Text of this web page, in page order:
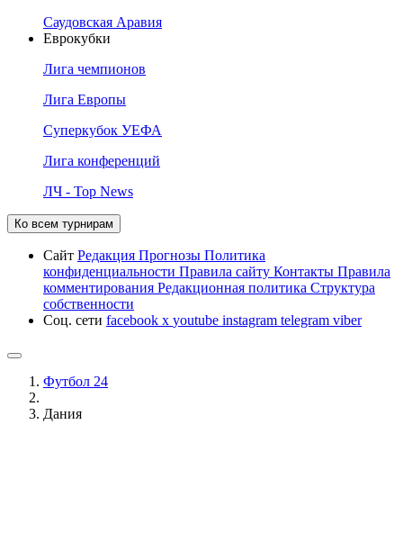
Саудовская Аравия
Еврокубки
Лига чемпионов
Лига Европы
Суперкубок УЕФА
Лига конференций
ЛЧ - Top News
Ко всем турнирам
Сайт Редакция Прогнозы Политика
конфиденциальности Правила сайту Контакты Правила
комментирования Редакционная политика Структура
собственности
Соц. сети facebook x youtube instagram telegram viber
Футбол 24
Дания